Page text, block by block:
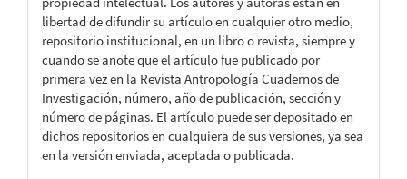
libertad de difundir su artículo en cualquier otro medio,
repositorio institucional, en un libro o revista, siempre y
cuando se anote que el artículo fue publicado por
primera vez en la Revista Antropología Cuadernos de
Investigación, número, año de publicación, sección y
número de páginas. El artículo puede ser depositado en
dichos repositorios en cualquiera de sus versiones, ya sea
en la versión enviada, aceptada o publicada.